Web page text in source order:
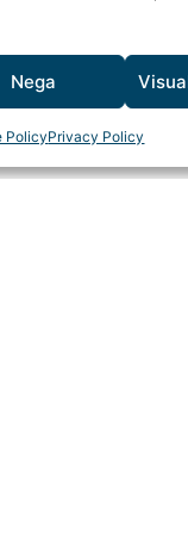
Nega
PolicyPrivacy Policy